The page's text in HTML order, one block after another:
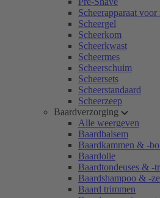
Scheerapparaat voor
Scheergel
Scheerkom
Scheerkwast
Scheermes
Scheerschuim
Scheersets
Scheerstandaard
Scheerzeep
Baardverzorging
Alle weergeven
Baardbalsem
Baardkammen & -
Baardolie
Baardtondeuses & -
Baardshampoo & -
Baard trimmen